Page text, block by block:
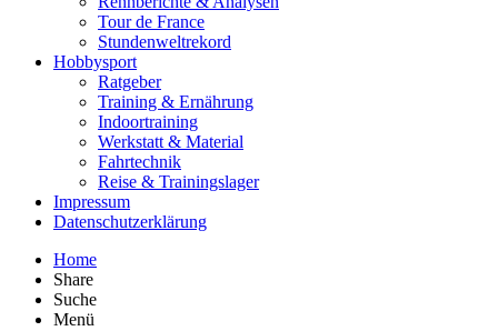
Tour de France
Stundenweltrekord
Hobbysport
Ratgeber
Training & Ernährung
Indoortraining
Werkstatt & Material
Fahrtechnik
Reise & Trainingslager
Impressum
Datenschutzerklärung
Home
Share
Suche
Menü